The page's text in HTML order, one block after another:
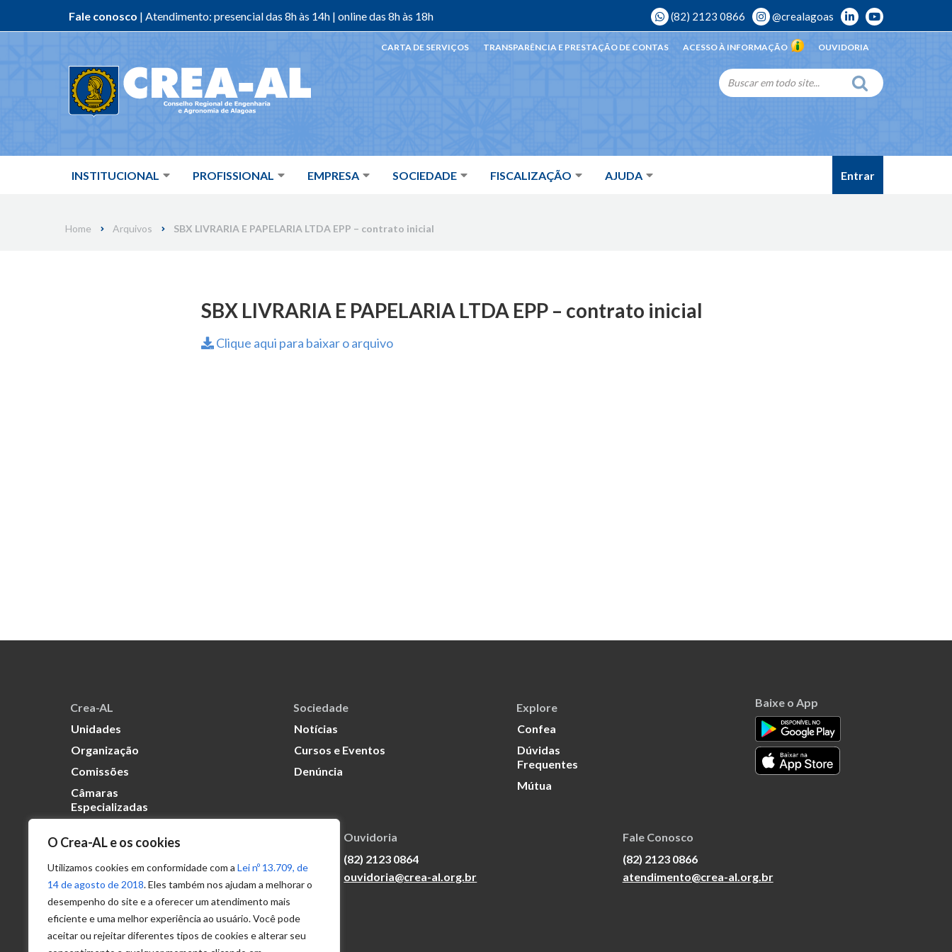
O Crea-AL e os cookies
Utilizamos cookies em conformidade com a Lei nº 13.709, de
14 de agosto de 2018. Eles também nos ajudam a melhorar o
desempenho do site e a oferecer um atendimento mais
eficiente e uma melhor experiência ao usuário. Você pode
aceitar ou rejeitar diferentes tipos de cookies e alterar seu
Fale conosco | Atendimento: presencial das 8h às 14h | online das 8h às 18h (82) 2123 0866 @crealagoas
INSTITUCIONAL PROFISSIONAL EMPRESA SOCIEDADE FISCALIZAÇÃO AJUDA
OUVIDORIA
ACESSO À INFORMAÇÃO
TRANSPARÊNCIA E PRESTAÇÃO DE CONTAS
CARTA DE SERVIÇOS
Entrar
Home Arquivos SBX LIVRARIA E PAPELARIA LTDA EPP – contrato inicial
SBX LIVRARIA E PAPELARIA LTDA EPP – contrato inicial
Clique aqui para baixar o arquivo
Crea-AL
Unidades
Organização
Comissões
Câmaras
Especializadas
Sociedade
Notícias
Cursos e Eventos
Denúncia
Explore
Confea
Dúvidas
Frequentes
Mútua
Baixe o App
Transparência
Portal
Acesso à
Informação
Política de
Privacidade de
Dados
Ouvidoria
(82) 2123 0864
ouvidoria@crea-al.org.br
Fale Conosco
(82) 2123 0866
atendimento@crea-al.org.br